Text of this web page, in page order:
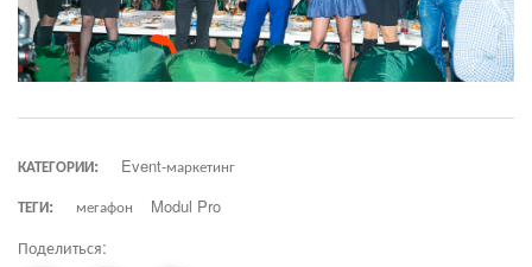
КАТЕГОРИИ:
Event-маркетинг
ТЕГИ:
мегафон Modul Pro
Поделиться: